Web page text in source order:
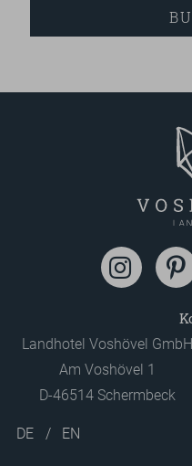
Landhotel Voshövel GmbH
Am Voshövel 1
D-46514 Schermbeck
DE EN